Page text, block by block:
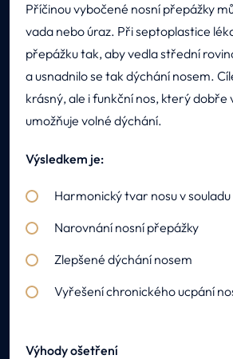
Příčinou vybočené nosní přepážky
vada nebo úraz. Při septoplastice
přepážku tak, aby vedla střední
a usnadnilo se tak dýchání nosem.
krásný, ale i funkční nos, který dobře
umožňuje volné dýchání.
Výsledkem je:
Harmonický tvar nosu v
Narovnání nosní přepážky
Zlepšené dýchání nosem
Vyřešení chronického ucpání
Výhody ošetření